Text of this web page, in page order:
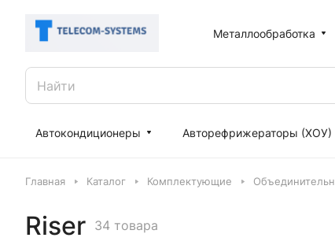
Металлообработка
Автокондиционеры Авторефрижераторы (ХОУ)
Главная Каталог Комплектующие
Riser 34 товара